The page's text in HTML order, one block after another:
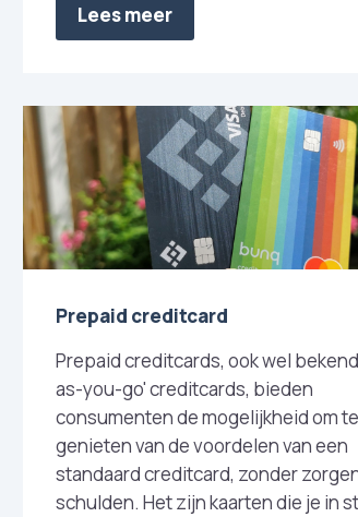
Lees meer
Prepaid creditcard
Prepaid creditcards, ook wel
as-you-go' creditcards, bieden
consumenten de mogelijkheid om te
genieten van de voordelen van een
standaard creditcard, zonder
schulden. Het zijn kaarten die je in